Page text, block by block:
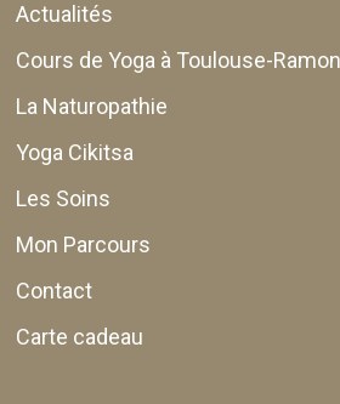
Actualités
Cours de Yoga à Toulouse-
La Naturopathie
Yoga Cikitsa
Les Soins
Mon Parcours
Contact
Carte cadeau